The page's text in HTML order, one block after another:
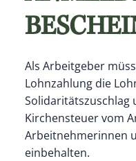
Als Arbeitgeber
Lohnzahlung die
Solidaritätszuschlag
Kirchensteuer vom
Arbeitnehmerinnen
einbehalten.